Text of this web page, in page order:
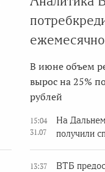
ежемесячно
В июне объем
вырос на 25%
рублей
15:04
31.07
На
получили
13:37
ВТБ